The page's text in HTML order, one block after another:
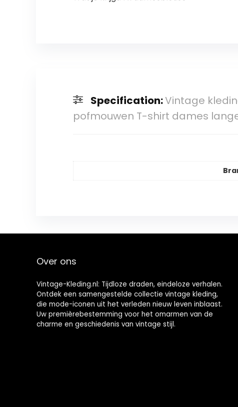
Specification:Vintage
pofmouwen T-shirt dames
Over ons
Vintage-Kleding.nl: Tijdloze draden, eindeloze verhalen.
Ontdek een samengestelde collectie vintage kleding,
die mode-iconen uit het verleden nieuw leven inblaast.
Uw premièrebestemming voor het omarmen van de
charme en geschiedenis van vintage stijl.